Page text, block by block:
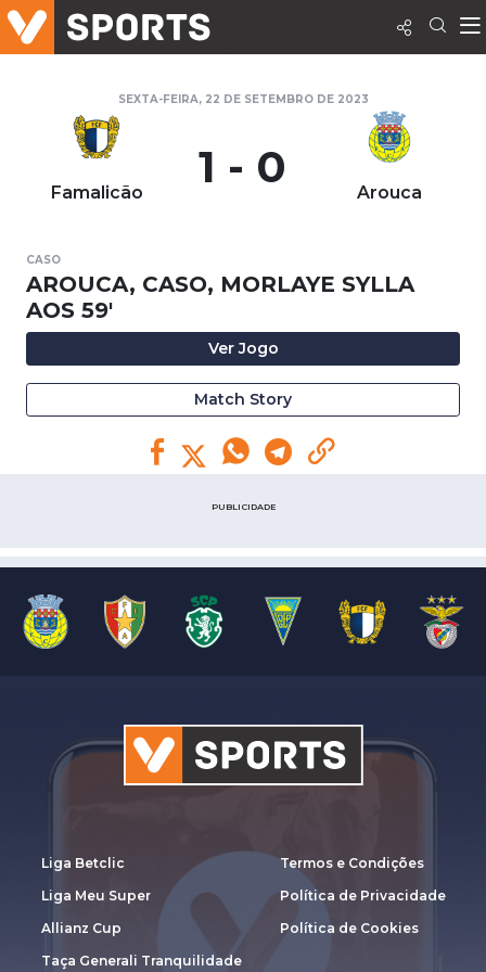
SEXTA-FEIRA, 22 DE SETEMBRO DE 2023
Famalicão 1 - 0 Arouca
CASO
AROUCA, CASO, MORLAYE SYLLA
AOS 59'
Ver Jogo
Match Story
PUBLICIDADE
Liga Betclic
Liga Meu Super
Allianz Cup
Taça Generali Tranquilidade
Termos e Condições
Política de Privacidade
Política de Cookies